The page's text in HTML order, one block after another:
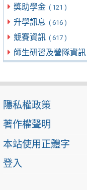
獎助學金 ( 121 )
升學訊息 ( 616 )
競賽資訊 ( 617 )
師生研習及營隊資訊
隱私權政策
著作權聲明
本站使用正體字
登入